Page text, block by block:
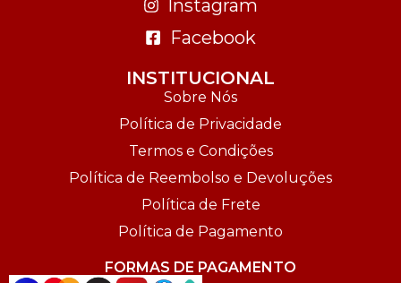
Instagram
Facebook
INSTITUCIONAL
Sobre Nós
Política de Privacidade
Termos e Condições
Política de Reembolso e Devoluções
Política de Frete
Política de Pagamento
FORMAS DE PAGAMENTO